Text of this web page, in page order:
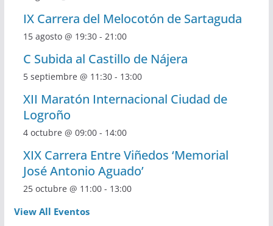
IX Carrera del Melocotón de Sartaguda
15 agosto @ 19:30- 21:00
C Subida al Castillo de Nájera
5 septiembre @ 11:30- 13:00
XII Maratón Internacional Ciudad de
Logroño
4 octubre @ 09:00- 14:00
XIX Carrera Entre Viñedos ‘Memorial
José Antonio Aguado’
25 octubre @ 11:00- 13:00
View All Eventos